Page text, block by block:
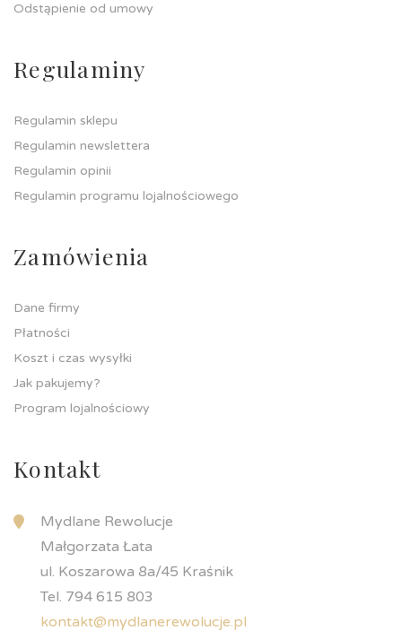
Odstąpienie od umowy
Regulaminy
Regulamin sklepu
Regulamin newslettera
Regulamin opinii
Regulamin programu lojalnościowego
Zamówienia
Dane firmy
Płatności
Koszt i czas wysyłki
Jak pakujemy?
Program lojalnościowy
Kontakt
Mydlane Rewolucje
Małgorzata Łata
ul. Koszarowa 8a/45 Kraśnik
Tel. 794 615 803
kontakt@mydlanerewolucje.pl